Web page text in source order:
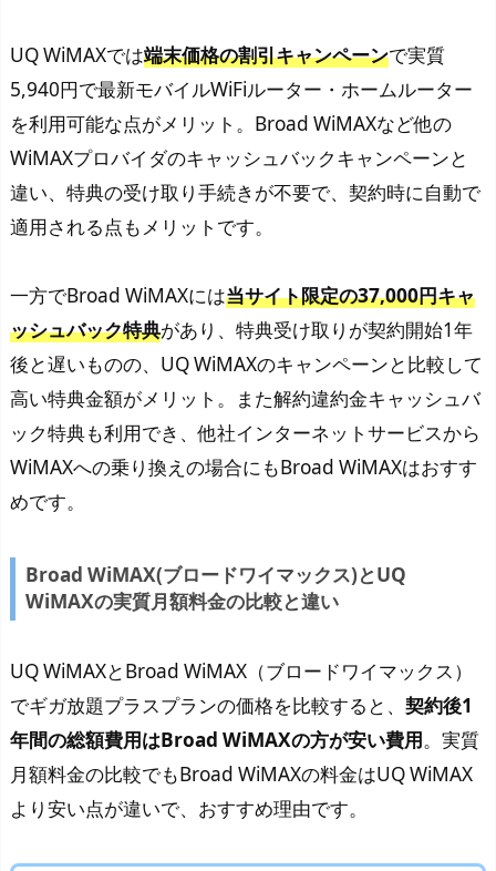
UQ WiMAXでは端末価格の割引キャンペーンで実質
5,940円で最新モバイルWiFiルーター・ホームルーター
を利用可能な点がメリット。Broad WiMAXなど他の
WiMAXプロバイダのキャッシュバックキャンペーンと
違い、特典の受け取り手続きが不要で、契約時に自動で
適用される点もメリットです。
一方でBroad WiMAXには当サイト限定の37,000円キャ
ッシュバック特典があり、特典受け取りが契約開始1年
後と遅いものの、UQ WiMAXのキャンペーンと比較して
高い特典金額がメリット。また解約違約金キャッシュバ
ック特典も利用でき、他社インターネットサービスから
WiMAXへの乗り換えの場合にもBroad WiMAXはおすす
めです。
Broad WiMAX(ブロードワイマックス)とUQ
WiMAXの実質月額料金の比較と違い
UQ WiMAXとBroad WiMAX（ブロードワイマックス）
でギガ放題プラスプランの価格を比較すると、 契約後1
年間の総額費用はBroad WiMAXの方が安い費用。実質
月額料金の比較でもBroad WiMAXの料金はUQ WiMAX
より安い点が違いで、おすすめ理由です。